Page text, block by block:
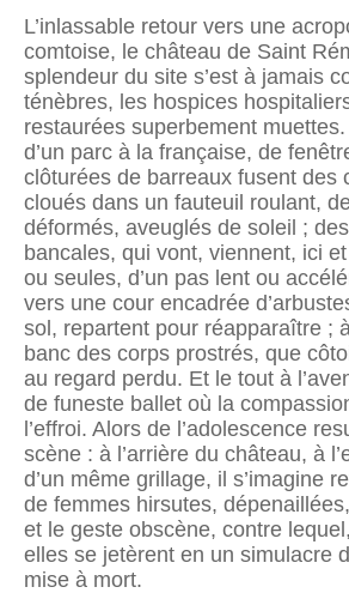
L’inlassable retour vers une
comtoise, le château de Saint
splendeur du site s’est à jamais
ténèbres, les hospices
restaurées superbement muettes.
d’un parc à la française, de
clôturées de barreaux fusent des
cloués dans un fauteuil roulant,
déformés, aveuglés de soleil ;
bancales, qui vont, viennent, ici
ou seules, d’un pas lent ou
vers une cour encadrée
sol, repartent pour réapparaître ;
banc des corps prostrés, que
au regard perdu. Et le tout à
de funeste ballet où la
l’effroi. Alors de l’adolescence
scène : à l’arrière du château, à
d’un même grillage, il s’imagine
de femmes hirsutes,
et le geste obscène, contre
elles se jetèrent en un simulacre
mise à mort.